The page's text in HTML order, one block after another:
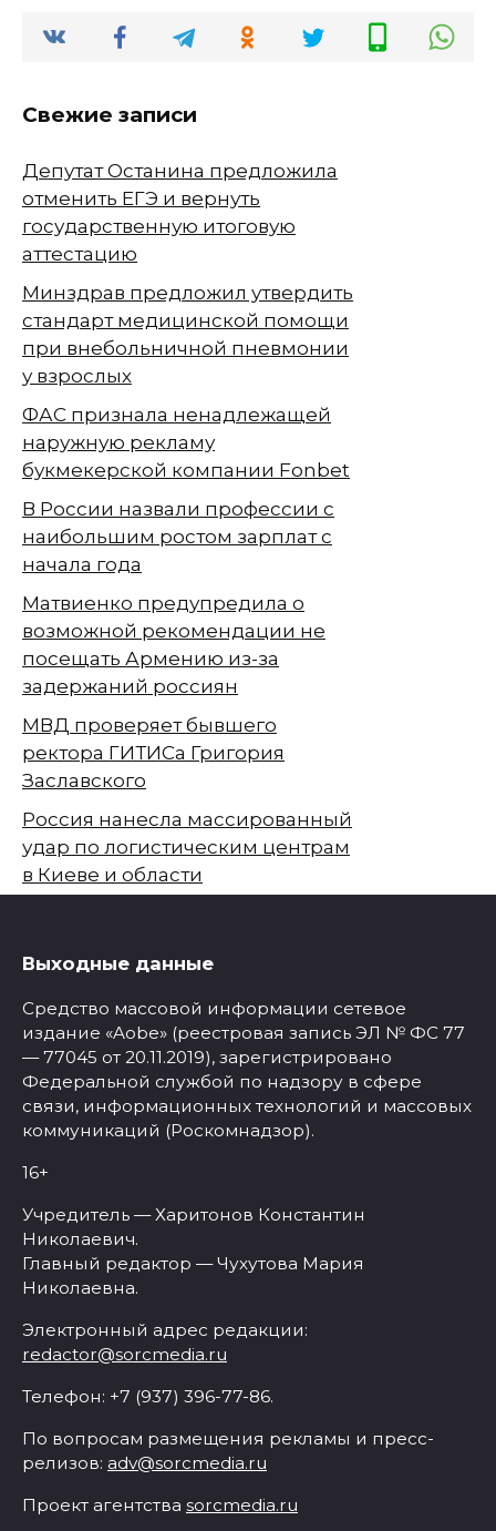
Свежие записи
Депутат Останина предложила
отменить ЕГЭ и вернуть
государственную итоговую
аттестацию
Минздрав предложил утвердить
стандарт медицинской помощи
при внебольничной пневмонии
у взрослых
ФАС признала ненадлежащей
наружную рекламу
букмекерской компании Fonbet
В России назвали профессии с
наибольшим ростом зарплат с
начала года
Матвиенко предупредила о
возможной рекомендации не
посещать Армению из-за
задержаний россиян
МВД проверяет бывшего
ректора ГИТИСа Григория
Заславского
Россия нанесла массированный
удар по логистическим центрам
в Киеве и области
Выходные данные
Средство массовой информации сетевое
издание «Aobe» (реестровая запись ЭЛ № ФС 77
— 77045 от 20.11.2019), зарегистрировано
Федеральной службой по надзору в сфере
связи, информационных технологий и массовых
коммуникаций (Роскомнадзор).
16+
Учредитель — Харитонов Константин
Николаевич.
Главный редактор — Чухутова Мария
Николаевна.
Электронный адрес редакции:
redactor@sorcmedia.ru
Телефон: +7 (937) 396-77-86.
По вопросам размещения рекламы и пресс-
релизов: adv@sorcmedia.ru
Проект агентства sorcmedia.ru